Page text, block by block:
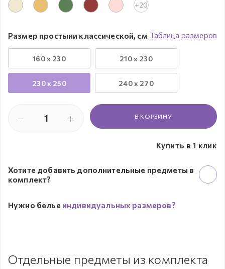
+20
Таблица размеров
Размер простыни классической, см
160 x 230 210 x 230
230 х 250 240 x 270
В КОРЗИНУ
Купить в 1 клик
Хотите добавить дополнительные предметы в
комплект?
Нужно белье индивидуальных размеров?
Отдельные предметы из комплекта